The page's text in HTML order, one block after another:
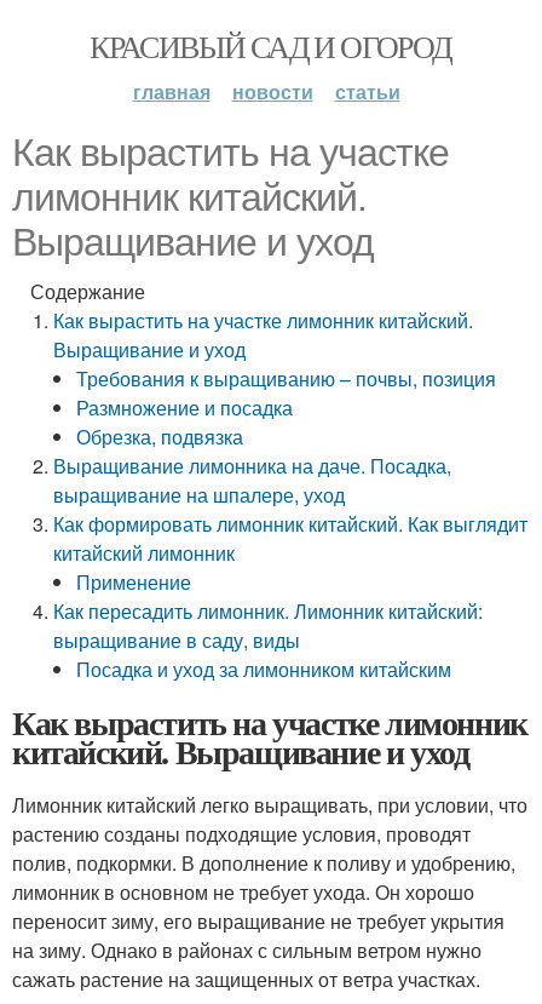
КРАСИВЫЙ САД И ОГОРОД
главная новости статьи
Как вырастить на участке
лимонник китайский.
Выращивание и уход
Содержание
Как вырастить на участке лимонник китайский.
Выращивание и уход
Требования к выращиванию – почвы, позиция
Размножение и посадка
Обрезка, подвязка
Выращивание лимонника на даче. Посадка,
выращивание на шпалере, уход
Как формировать лимонник китайский. Как выглядит
китайский лимонник
Применение
Как пересадить лимонник. Лимонник китайский:
выращивание в саду, виды
Посадка и уход за лимонником китайским
Как вырастить на участке лимонник
китайский. Выращивание и уход
Лимонник китайский легко выращивать, при условии, что
растению созданы подходящие условия, проводят
полив, подкормки. В дополнение к поливу и удобрению,
лимонник в основном не требует ухода. Он хорошо
переносит зиму, его выращивание не требует укрытия
на зиму. Однако в районах с сильным ветром нужно
сажать растение на защищенных от ветра участках.